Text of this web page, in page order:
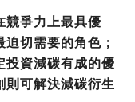
競爭力上最具優
切需要的角色；
投資減碳有成的優
則可解決減碳衍生